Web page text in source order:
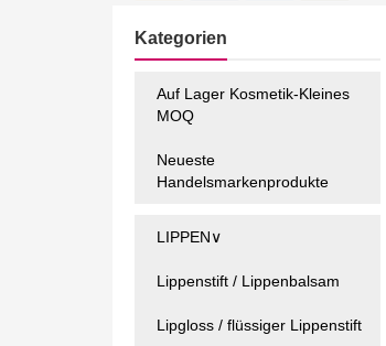
Kategorien
Auf Lager Kosmetik-Kleines
MOQ
Neueste
Handelsmarkenprodukte
LIPPEN∨
Lippenstift / Lippenbalsam
Lipgloss / flüssiger Lippenstift